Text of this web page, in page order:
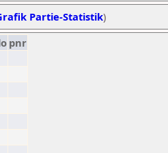
Partie-Statistik)
pnr